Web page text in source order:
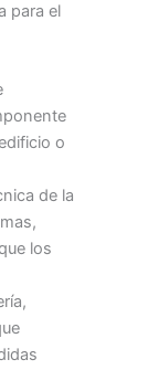
para el
o
de la
los